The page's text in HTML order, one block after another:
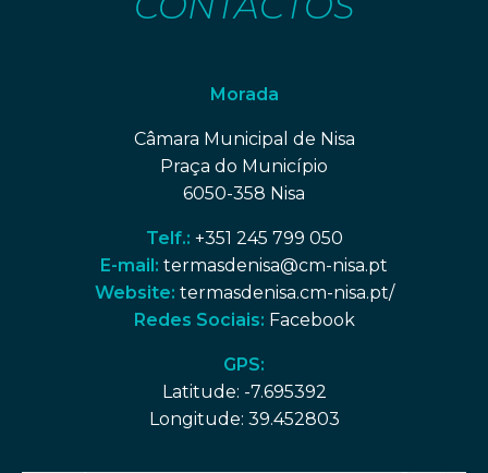
Morada
Câmara Municipal de Nisa
Praça do Município
6050-358 Nisa
Telf.: +351 245 799 050
E-mail: termasdenisa@cm-nisa.pt
Website: termasdenisa.cm-nisa.pt/
Redes Sociais: Facebook
GPS:
Latitude: -7.695392
Longitude: 39.452803